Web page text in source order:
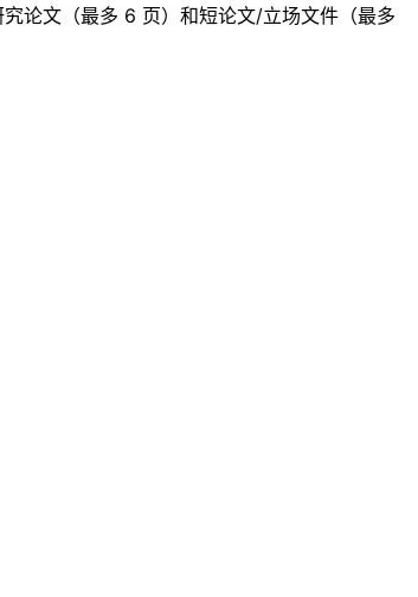
论文（最多 6 页）和短论文/立场文件（最多